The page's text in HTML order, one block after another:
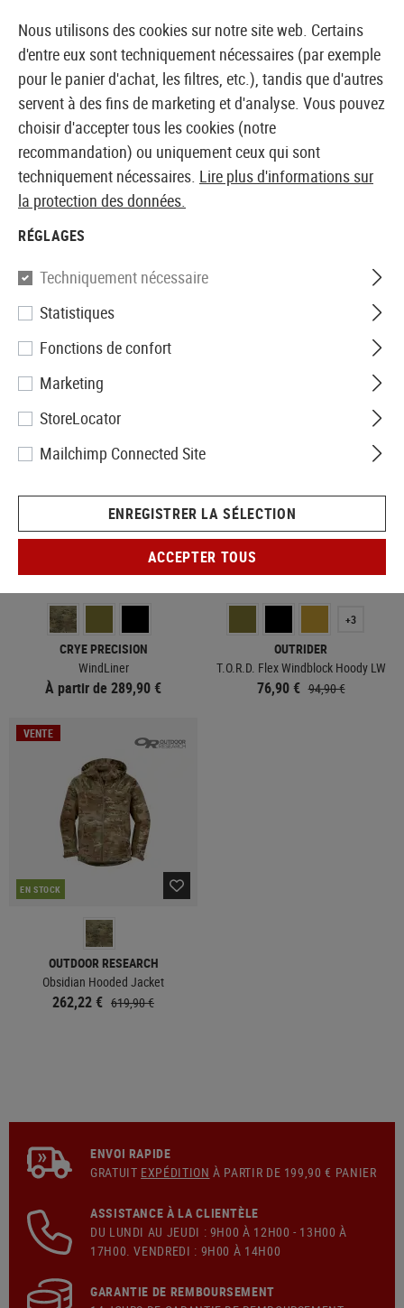
BOUTIQUE ET GROSSISTE EUROPÉEN AIRSOFT
Accueil Vêtements Vestes Vestes tout temps
VESTES TOUT TEMPS
EN STOCK
CRYE PRECISION
WindLiner
À partir de 289,90 €
EN STOCK
+3
OUTRIDER
T.O.R.D. Flex Windblock Hoody LW
76,90 € 94,90 €
VENTE
EN STOCK
OUTDOOR RESEARCH
Obsidian Hooded Jacket
262,22 € 619,90 €
ENVOI RAPIDE
GRATUIT EXPÉDITION À PARTIR DE 199,90 € PANIER
ASSISTANCE À LA CLIENTÈLE
DU LUNDI AU JEUDI : 9H00 À 12H00 - 13H00 À
17H00. VENDREDI : 9H00 À 14H00
GARANTIE DE REMBOURSEMENT
Nous utilisons des cookies sur notre site web. Certains
d'entre eux sont techniquement nécessaires (par exemple
pour le panier d'achat, les filtres, etc.), tandis que d'autres
servent à des fins de marketing et d'analyse. Vous pouvez
choisir d'accepter tous les cookies (notre
recommandation) ou uniquement ceux qui sont
techniquement nécessaires. Lire plus d'informations sur
la protection des données.
RÉGLAGES
Techniquement nécessaire
Statistiques
Fonctions de confort
Marketing
StoreLocator
Mailchimp Connected Site
ENREGISTRER LA SÉLECTION
ACCEPTER TOUS